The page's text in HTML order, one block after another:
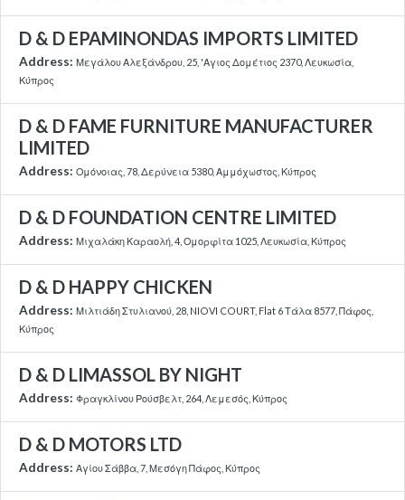
D & D EPAMINONDAS IMPORTS LIMITED
Address: Μεγάλου Αλεξάνδρου, 25, 'Αγιος Δομέτιος 2370, Λευκωσία,
Κύπρος
D & D FAME FURNITURE MANUFACTURER
LIMITED
Address: Ομόνοιας, 78, Δερύνεια 5380, Αμμόχωστος, Κύπρος
D & D FOUNDATION CENTRE LIMITED
Address: Μιχαλάκη Καραολή, 4, Ομορφίτα 1025, Λευκωσία, Κύπρος
D & D HAPPY CHICKEN
Address: Μιλτιάδη Στυλιανού, 28, NIOVI COURT, Flat 6 Τάλα 8577, Πάφος,
Κύπρος
D & D LIMASSOL BY NIGHT
Address: Φραγκλίνου Ρούσβελτ, 264, Λεμεσός, Κύπρος
D & D MOTORS LTD
Address: Αγίου Σάββα, 7, Μεσόγη Πάφος, Κύπρος